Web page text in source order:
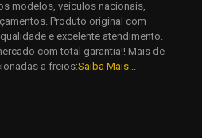
modelos, veículos nacionais,
Produto original com
e excelente atendimento.
com total garantia!! Mais de
a freios:Saiba Mais...